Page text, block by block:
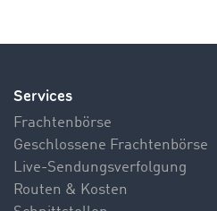
Services
Frachtenbörse
Geschlossene Frachtenbörse
Live-Sendungsverfolgung
Routen & Kosten